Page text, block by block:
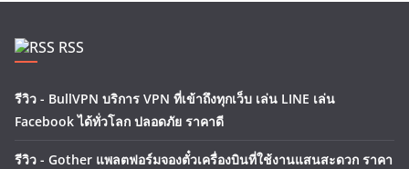
RSS
รีวิว - BullVPN บริการ VPN ที่เข้าถึงทุกเว็บ เล่น LINE เล่น
Facebook ได้ทั่วโลก ปลอดภัย ราคาดี
รีวิว - Gother แพลตฟอร์มจองตั๋วเครื่องบินที่ใช้งานแสนสะดวก ราคา